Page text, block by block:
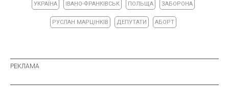
УКРАЇНА ІВАНО-ФРАНКІВСЬК ПОЛЬЩА ЗАБОРОНА
РУСЛАН МАРЦІНКІВ ДЕПУТАТИ АБОРТ